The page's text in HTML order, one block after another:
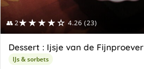
👥 2★★★★☆ 4.26 (23)
Dessert : Ijsje van de Fijnproever
IJs & sorbets